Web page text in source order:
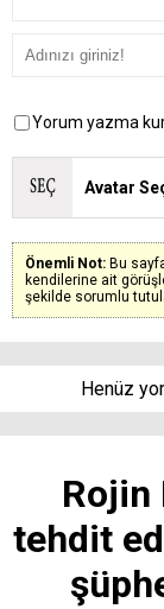
Yorum yazma
Avatar
Önemli Not: Bu
kendilerine ait
şekilde sorumlu
Henüz
Rojin
tehdit